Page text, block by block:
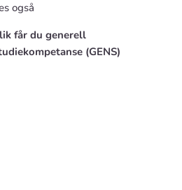
også
får du generell
(GENS)